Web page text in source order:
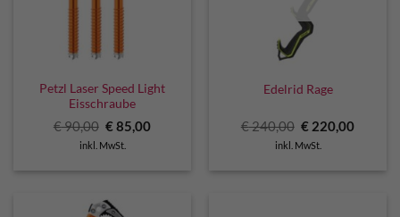
Petzl Laser Speed Light
Eisschraube
€90,00 Ursprünglicher
Preis
war:
€85,00Aktueller
inkl. MwSt.
Edelrid Rage
€240,00 Ursprünglicher
war:
€ 220,00
inkl. MwSt.